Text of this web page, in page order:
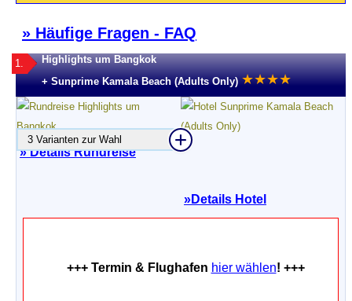
» Häufige Fragen - FAQ
1.
Highlights um Bangkok
+ Sunprime Kamala Beach (Adults Only) ★★★★
» Details Rundreise
3 Varianten zur Wahl
»Details Hotel
+++ Termin & Flughafen hier wählen! +++